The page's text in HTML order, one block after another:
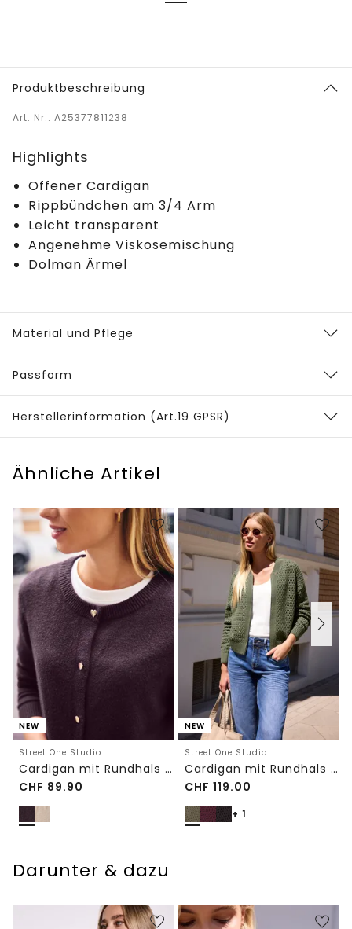
Produktbeschreibung
Art. Nr.: A25377811238
Highlights
Offener Cardigan
Rippbündchen am 3/4 Arm
Leicht transparent
Angenehme Viskosemischung
Dolman Ärmel
Material und Pflege
Passform
Herstellerinformation (Art.19 GPSR)
Ähnliche Artikel
NEW
Street One Studio
Cardigan mit Rundhals und Knöpfen
CHF 89.90
NEW
Street One Studio
Cardigan mit Rundhals und Zipper
CHF 119.00
+ 1
Darunter & dazu